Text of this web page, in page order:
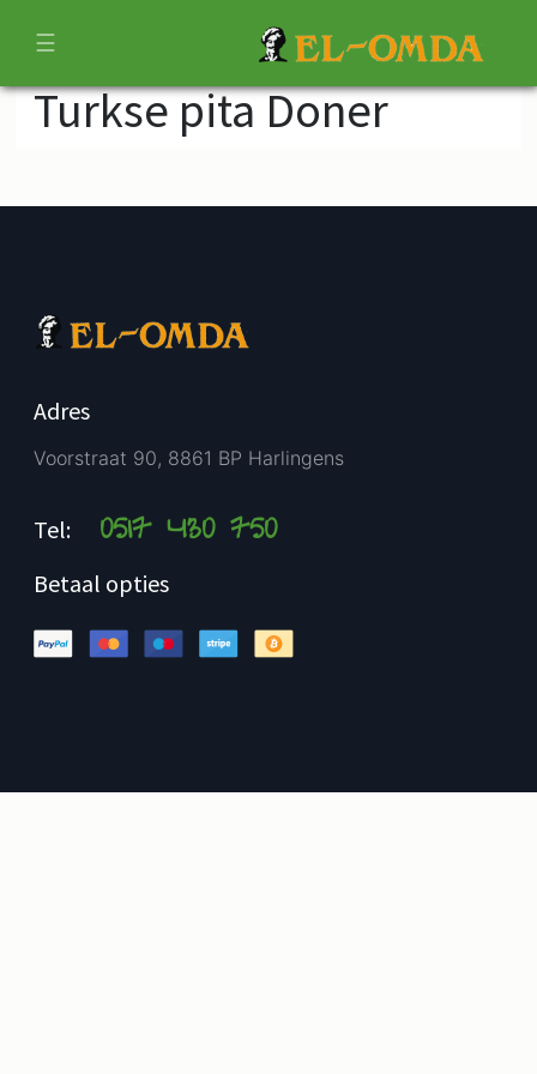
☰
Turkse pita Doner
Adres
Voorstraat 90, 8861 BP Harlingens
Tel: 0517 430 750
Betaal opties